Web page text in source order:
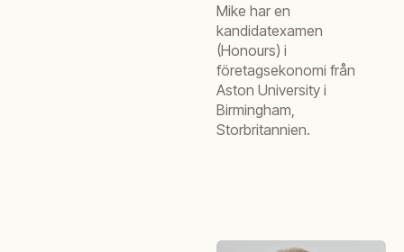
Mike har en
kandidatexamen
(Honours) i
företagsekonomi från
Aston University i
Birmingham,
Storbritannien.